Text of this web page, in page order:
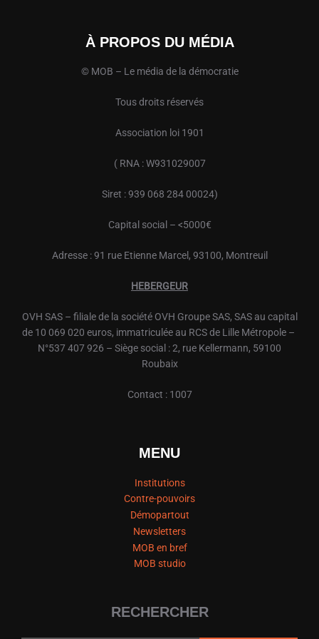
À PROPOS DU MÉDIA
© MOB – Le média de la démocratie
Tous droits réservés
Association loi 1901
( RNA : W931029007
Siret : 939 068 284 00024)
Capital social – <5000€
Adresse : 91 rue Etienne Marcel, 93100, Montreuil
HEBERGEUR
OVH SAS – filiale de la société OVH Groupe SAS, SAS au capital
de 10 069 020 euros, immatriculée au RCS de Lille Métropole –
N°537 407 926 – Siège social : 2, rue Kellermann, 59100
Roubaix
Contact : 1007
MENU
Institutions
Contre-pouvoirs
Démopartout
Newsletters
MOB en bref
MOB studio
RECHERCHER